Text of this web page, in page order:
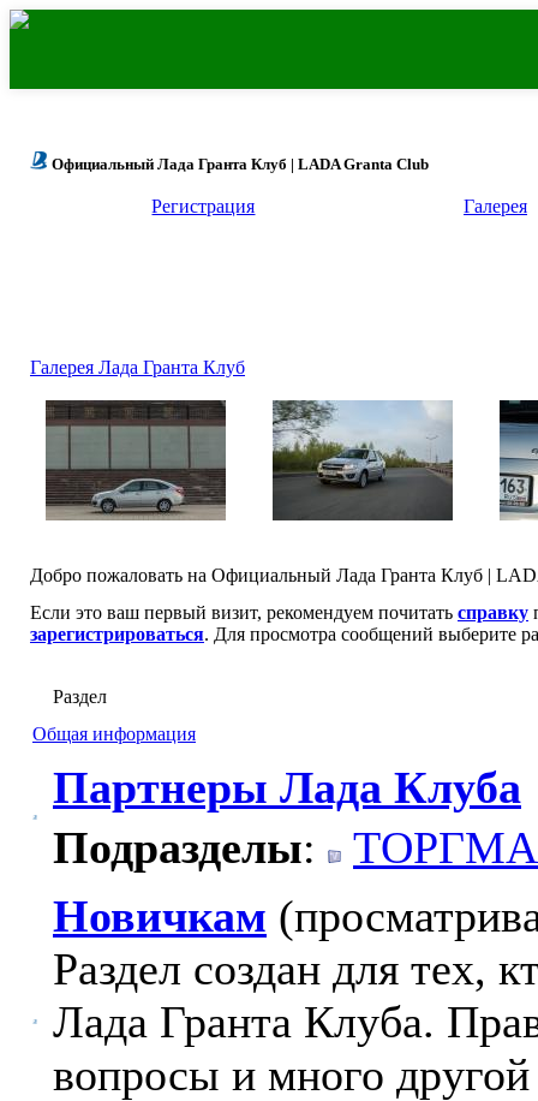
Официальный Лада Гранта Клуб | LADA Granta Club
Регистрация Галерея
Галерея Лада Гранта Клуб
Добро пожаловать на Официальный Лада Гранта Клуб |
Если это ваш первый визит, рекомендуем почитать справку
зарегистрироваться. Для просмотра сообщений выберите
Раздел
Общая информация
Партнеры Лада Клуба
Подразделы:
Новичкам
Раздел создан для тех,
Лада Гранта Клуба.
вопросы и много